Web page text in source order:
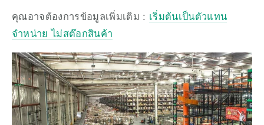
คุณอาจต้องการข้อมูลเพิ่มเติม : เริ่มต้นเป็นตัวแทน
จำหน่าย ไม่สต๊อกสินค้า